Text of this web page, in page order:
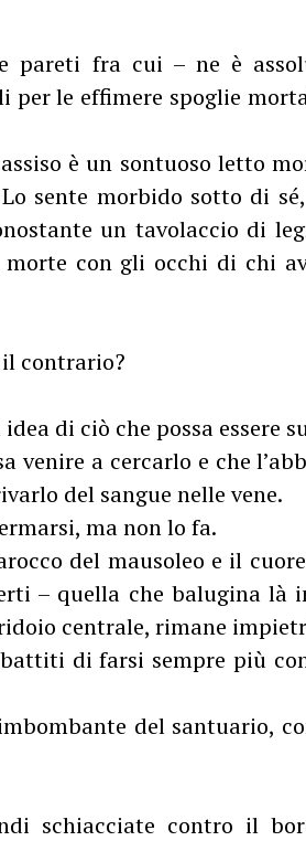
pareti fra cui – ne è
per le effimere spoglie
è un sontuoso letto
sente morbido sotto di
un tavolaccio di
con gli occhi di chi
contrario?
di ciò che possa essere
venire a cercarlo e che
del sangue nelle vene.
ma non lo fa.
del mausoleo e il
– quella che balugina là
centrale, rimane
di farsi sempre più
del santuario,
schiacciate contro il